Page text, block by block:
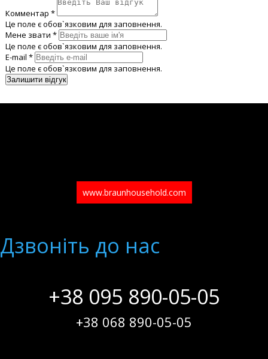
Комментар *
Це поле є обов`язковим для заповнення.
Мене звати *
Це поле є обов`язковим для заповнення.
E-mail *
Це поле є обов`язковим для заповнення.
www.braunhousehold.com
Дзвонiть до нас
+38 095 890-05-05
+38 068 890-05-05